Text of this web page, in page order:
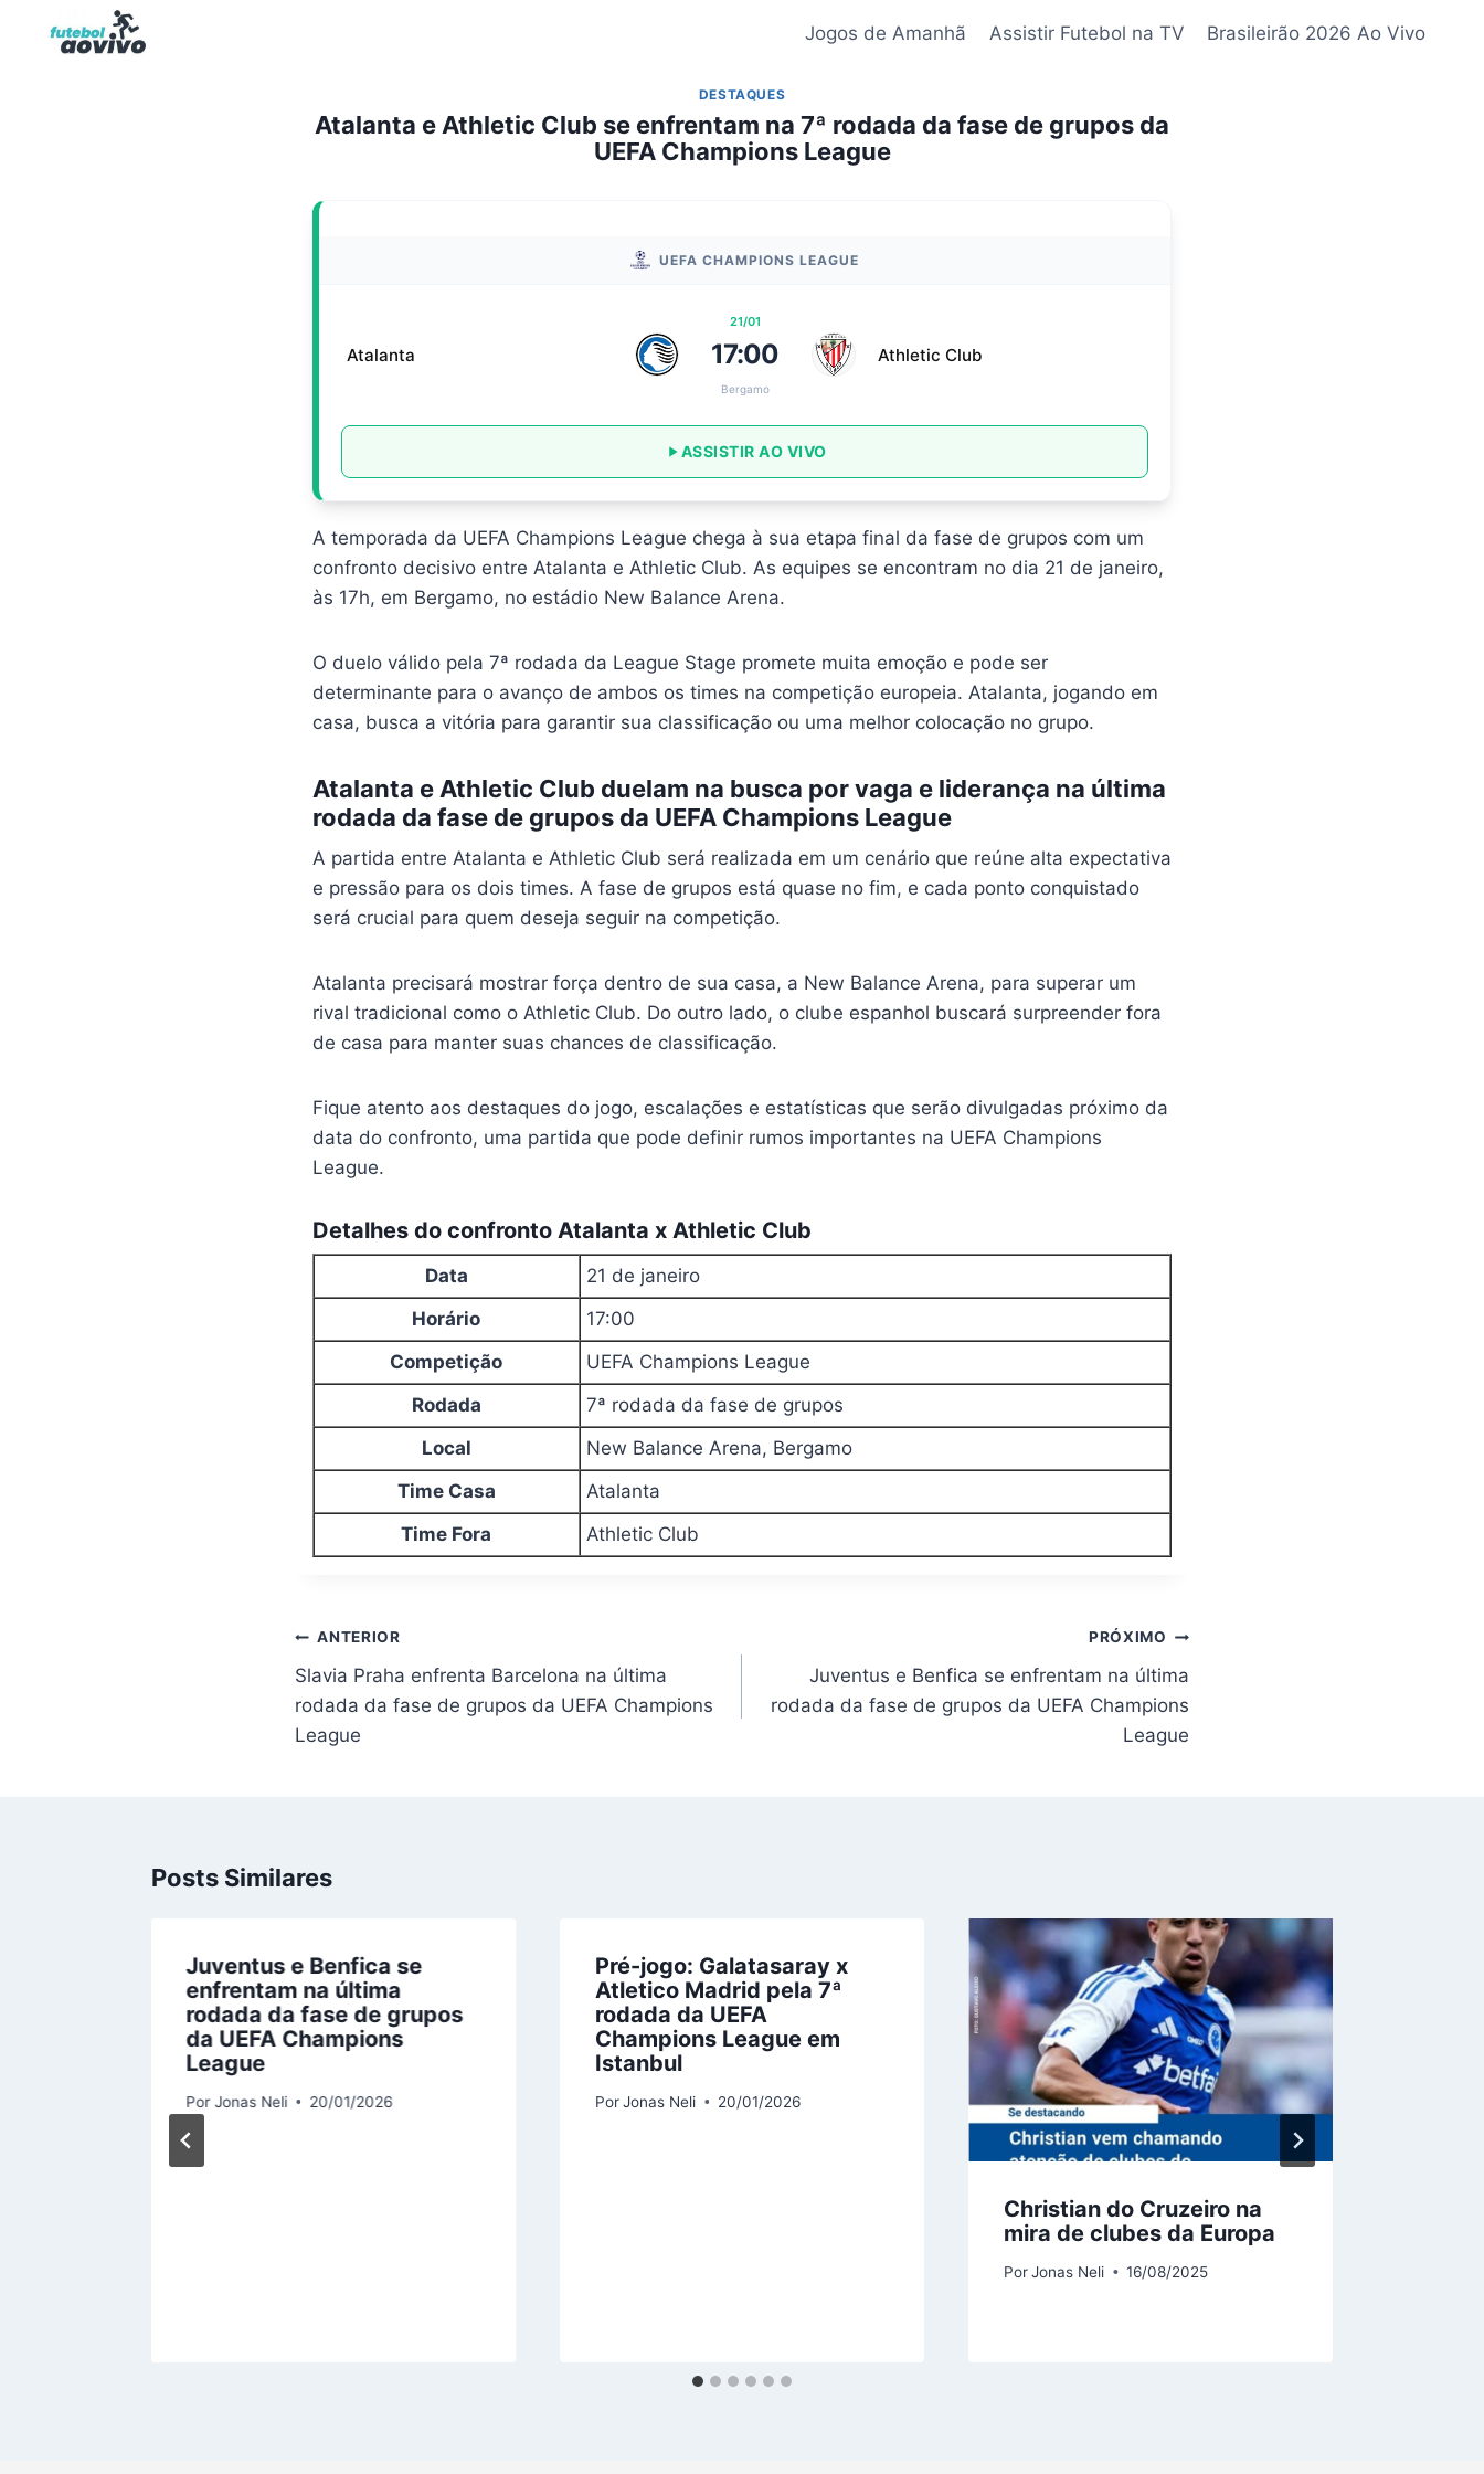
Jogos de Amanhã Assistir Futebol na TV Brasileirão 2026 Ao Vivo
DESTAQUES
Atalanta e Athletic Club se enfrentam na 7ª rodada da fase de grupos da
UEFA Champions League
UEFA CHAMPIONS LEAGUE
Atalanta
21/01
17:00
Bergamo
Athletic Club
ASSISTIR AO VIVO
A temporada da UEFA Champions League chega à sua etapa final da fase de grupos com um
confronto decisivo entre Atalanta e Athletic Club. As equipes se encontram no dia 21 de janeiro,
às 17h, em Bergamo, no estádio New Balance Arena.
O duelo válido pela 7ª rodada da League Stage promete muita emoção e pode ser
determinante para o avanço de ambos os times na competição europeia. Atalanta, jogando em
casa, busca a vitória para garantir sua classificação ou uma melhor colocação no grupo.
Atalanta e Athletic Club duelam na busca por vaga e liderança na última
rodada da fase de grupos da UEFA Champions League
A partida entre Atalanta e Athletic Club será realizada em um cenário que reúne alta expectativa
e pressão para os dois times. A fase de grupos está quase no fim, e cada ponto conquistado
será crucial para quem deseja seguir na competição.
Atalanta precisará mostrar força dentro de sua casa, a New Balance Arena, para superar um
rival tradicional como o Athletic Club. Do outro lado, o clube espanhol buscará surpreender fora
de casa para manter suas chances de classificação.
Fique atento aos destaques do jogo, escalações e estatísticas que serão divulgadas próximo da
data do confronto, uma partida que pode definir rumos importantes na UEFA Champions
League.
Detalhes do confronto Atalanta x Athletic Club
Data
21 de janeiro
Horário
17:00
Competição
UEFA Champions League
Rodada
7ª rodada da fase de grupos
Local
New Balance Arena, Bergamo
Time Casa
Atalanta
Time Fora
Athletic Club
Navegação
de
Post
ANTERIOR
Slavia Praha enfrenta Barcelona na última
rodada da fase de grupos da UEFA Champions
League
PRÓXIMO
Juventus e Benfica se enfrentam na última
rodada da fase de grupos da UEFA Champions
League
Posts Similares
Juventus e Benfica se
enfrentam na última
rodada da fase de grupos
da UEFA Champions
League
PorJonas Neli 20/01/2026
Pré-jogo: Galatasaray x
Atletico Madrid pela 7ª
rodada da UEFA
Champions League em
Istanbul
PorJonas Neli 20/01/2026
Christian do Cruzeiro na
mira de clubes da Europa
Por Jonas Neli 16/08/2025